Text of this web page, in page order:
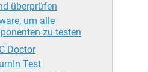
überprüfen
um alle
zu testen
Doctor
Test